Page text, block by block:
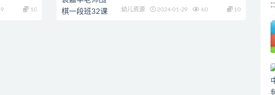
10 幼儿资源 2024-01-29 60 10